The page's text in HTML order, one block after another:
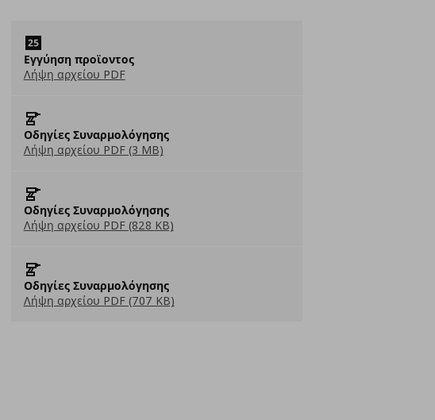
Εγγύηση προϊοντος
Λήψη αρχείου PDF
Οδηγίες Συναρμολόγησης
Λήψη αρχείου PDF (3 MB)
Οδηγίες Συναρμολόγησης
Λήψη αρχείου PDF (828 KB)
Οδηγίες Συναρμολόγησης
Λήψη αρχείου PDF (707 KB)